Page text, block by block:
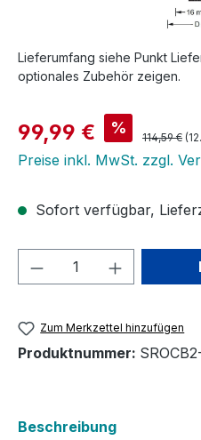
Lieferumfang siehe Punkt
optionales Zubehör zeigen.
Verkaufspreis:
99,99 € % Regulärer
114,59 €
Preise inkl. MwSt. zzgl.
Sofort verfügbar,
Produkt Anzahl:
Zum Merkzettel hinzufügen
Produktnummer:
Beschreibung